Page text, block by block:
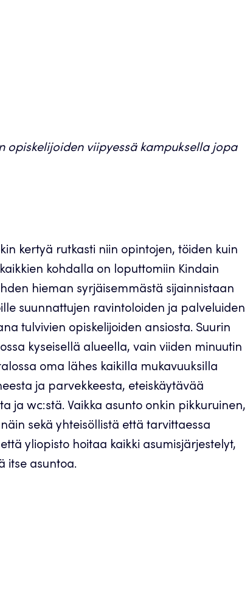
opiskelijoiden viipyessä kampuksella jopa
kertyä rutkasti niin opintojen, töiden kuin
kohdalla on loputtomiin Kindain
hieman syrjäisemmästä sijainnistaan
suunnattujen ravintoloiden ja palveluiden
tulvivien opiskelijoiden ansiosta. Suurin
kyseisellä alueella, vain viiden minuutin
oma lähes kaikilla mukavuuksilla
ja parvekkeesta, eteiskäytävää
ja wc:stä. Vaikka asunto onkin pikkuruinen,
sekä yhteisöllistä että tarvittaessa
yliopisto hoitaa kaikki asumisjärjestelyt,
itse asuntoa.